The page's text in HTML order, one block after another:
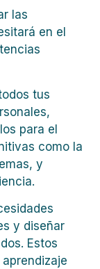
las
en el
tus
para el
como la
y
y diseñar
Estos